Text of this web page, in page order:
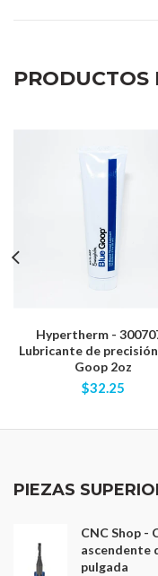
Hypertherm -
Lubricante de
Goop 2oz
$32.25
PIEZAS
CNC Shop -
ascendente
pulgada